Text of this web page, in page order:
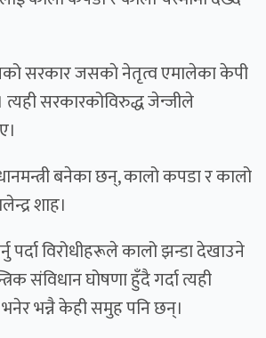
सरकार जसकाे नेतृत्व एमालेका केपी
सरकारकोविरुद्ध जेन्जीले
बनेका छन्, कालो कपडा र कालो
शाह।
पर्दा विरोधीहरूले कालो झन्डा देखाउने
संविधान घोषणा हुँदै गर्दा त्यही
भन्नै केही समुह पनि छन्।